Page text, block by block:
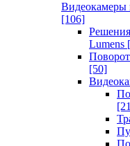
Видеокамеры
[106]
Решения
Lumens
[50]